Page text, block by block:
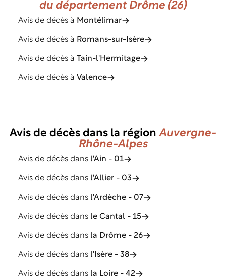
du département Drôme (26)
Avis de décès à Montélimar
Avis de décès à Romans-sur-Isère
Avis de décès à Tain-l'Hermitage
Avis de décès à Valence
Avis de décès dans la région Auvergne-
Rhône-Alpes
Avis de décès dans l'Ain - 01
Avis de décès dans l'Allier - 03
Avis de décès dans l'Ardèche - 07
Avis de décès dans le Cantal - 15
Avis de décès dans la Drôme - 26
Avis de décès dans l'Isère - 38
Avis de décès dans la Loire - 42